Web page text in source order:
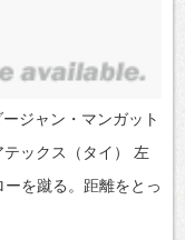
ジャン・マンガット
テックス（タイ） 左
を蹴る。距離をとっ